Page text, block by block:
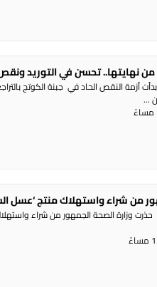
من نهايتها.. تحسن في التوريد
أزمة النقص الحاد في جبنة الكوتج
...
من شراء واستهلاك منتج ‘عسل
وزارة الصحة الجمهور من شراء